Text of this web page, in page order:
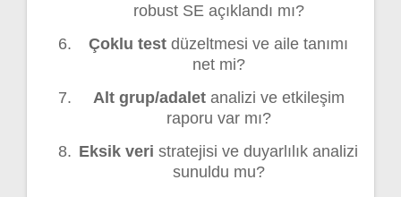
robust SE açıklandı mı?
Çoklu test düzeltmesi ve aile tanımı
net mi?
Alt grup/adaletanalizi ve etkileşim
raporu var mı?
Eksik veri stratejisi ve duyarlılık analizi
sunuldu mu?